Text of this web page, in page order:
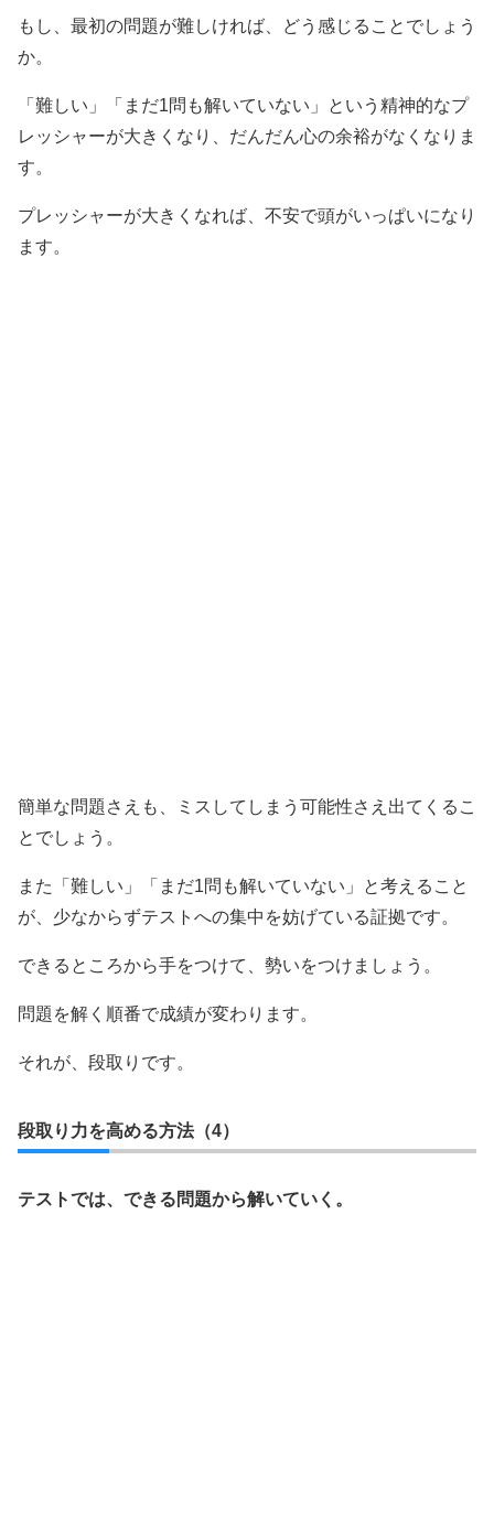
もし、最初の問題が難しければ、どう感じることでしょう
か。
「難しい」「まだ1問も解いていない」という精神的なプ
レッシャーが大きくなり、だんだん心の余裕がなくなりま
す。
プレッシャーが大きくなれば、不安で頭がいっぱいになり
ます。
簡単な問題さえも、ミスしてしまう可能性さえ出てくるこ
とでしょう。
また「難しい」「まだ1問も解いていない」と考えること
が、少なからずテストへの集中を妨げている証拠です。
できるところから手をつけて、勢いをつけましょう。
問題を解く順番で成績が変わります。
それが、段取りです。
段取り力を高める方法（4）
テストでは、できる問題から解いていく。